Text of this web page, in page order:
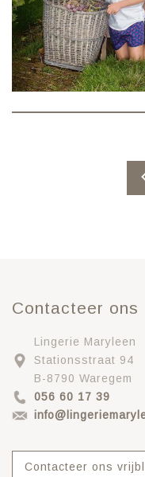
Contacteer ons
Lingerie Maryleen
Stationsstraat 94
B-8790 Waregem
056 60 17 39
Contacteer ons